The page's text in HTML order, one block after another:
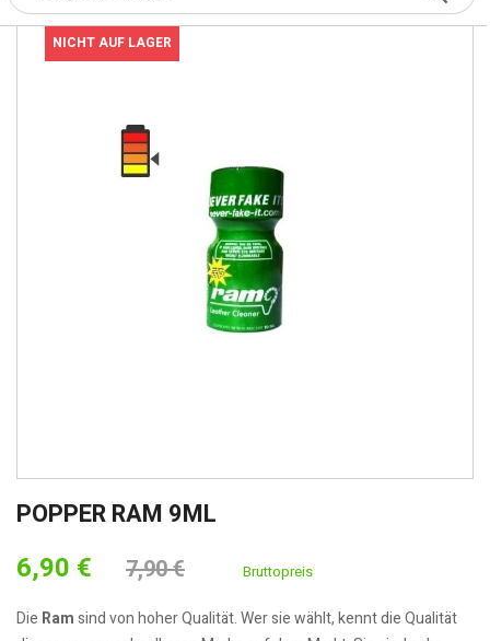
NICHT AUF LAGER
POPPER RAM 9ML
6,90 € 7,90 € Bruttopreis
Die Ramsind von hoher Qualität. Wer sie wählt, kennt die Qualität